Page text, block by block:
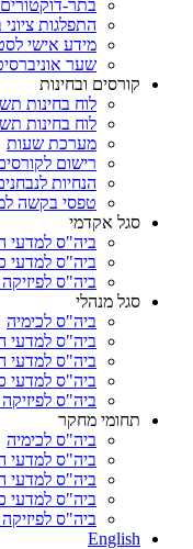
בתר-
התפלגות ציוני
מידע אישי
שער
קורסים ובחינות
לוח בחינות
לוח בחינות
מערכת שעות
רישום
הנחיות
טפסי בקשה
סגל אקדמי
ביה"ס למדעי
ביה"ס למדעי
ביה"ס
סגל מנהלי
ביה"ס לכימיה
ביה"ס למדעי
ביה"ס למדעי
ביה"ס למדעי
ביה"ס
תחומי מחקר
ביה"ס לכימיה
ביה"ס למדעי
ביה"ס למדעי
ביה"ס למדעי
ביה"ס
English